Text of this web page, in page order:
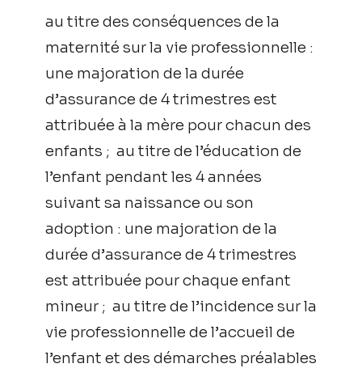
au titre des conséquences de la
maternité sur la vie professionnelle :
une majoration de la durée
d’assurance de 4 trimestres est
attribuée à la mère pour chacun des
enfants ; au titre de l’éducation de
l’enfant pendant les 4 années
suivant sa naissance ou son
adoption : une majoration de la
durée d’assurance de 4 trimestres
est attribuée pour chaque enfant
mineur ; au titre de l’incidence sur la
vie professionnelle de l’accueil de
l’enfant et des démarches préalables